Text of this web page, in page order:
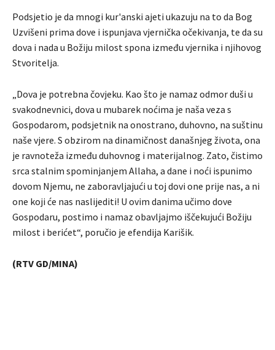
Podsjetio je da mnogi kur'anski ajeti ukazuju na to da Bog
Uzvišeni prima dove i ispunjava vjernička očekivanja, te da su
dova i nada u Božiju milost spona između vjernika i njihovog
Stvoritelja.
„Dova je potrebna čovjeku. Kao što je namaz odmor duši u
svakodnevnici, dova u mubarek noćima je naša veza s
Gospodarom, podsjetnik na onostrano, duhovno, na suštinu
naše vjere. S obzirom na dinamičnost današnjeg života, ona
je ravnoteža između duhovnog i materijalnog. Zato, čistimo
srca stalnim spominjanjem Allaha, a dane i noći ispunimo
dovom Njemu, ne zaboravljajući u toj dovi one prije nas, a ni
one koji će nas naslijediti! U ovim danima učimo dove
Gospodaru, postimo i namaz obavljajmo iščekujući Božiju
milost i berićet“, poručio je efendija Karišik.
(RTV GD/MINA)